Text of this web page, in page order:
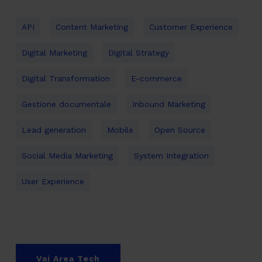
API Content Marketing Customer Experience
Digital Marketing Digital Strategy
Digital Transformation E-commerce
Gestione documentale Inbound Marketing
Lead generation Mobile Open Source
Social Media Marketing System Integration
User Experience
Vai Area Tech